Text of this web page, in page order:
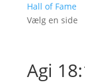
Hall of Fame
Vælg en side
Agi